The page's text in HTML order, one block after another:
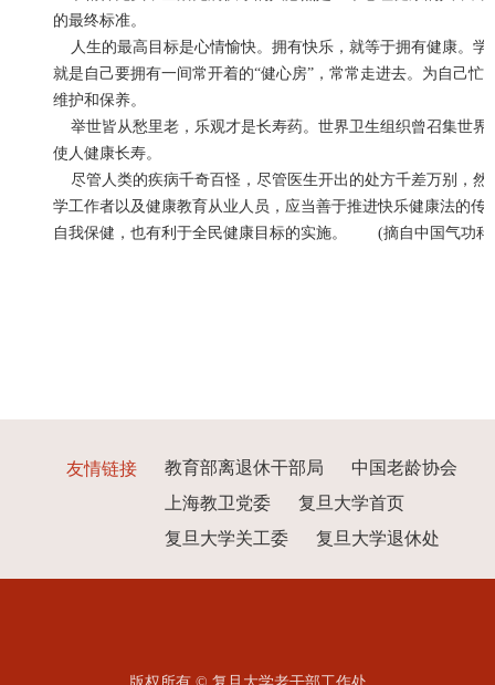
的最终标准。
人生的最高目标是心情愉快。拥有快乐，就等于拥有健康。学
就是自己要拥有一间常开着的“健心房”，常常走进去。为自己
维护和保养。
举世皆从愁里老，乐观才是长寿药。世界卫生组织曾召集世界
使人健康长寿。
尽管人类的疾病千奇百怪，尽管医生开出的处方千差万别，然
学工作者以及健康教育从业人员，应当善于推进快乐健康法的
自我保健，也有利于全民健康目标的实施。 (摘自中国气功科
友情链接 教育部离退休干部局
中国老龄协会
上海教卫党委
复旦大学首页
复旦大学关工委
复旦大学退休处